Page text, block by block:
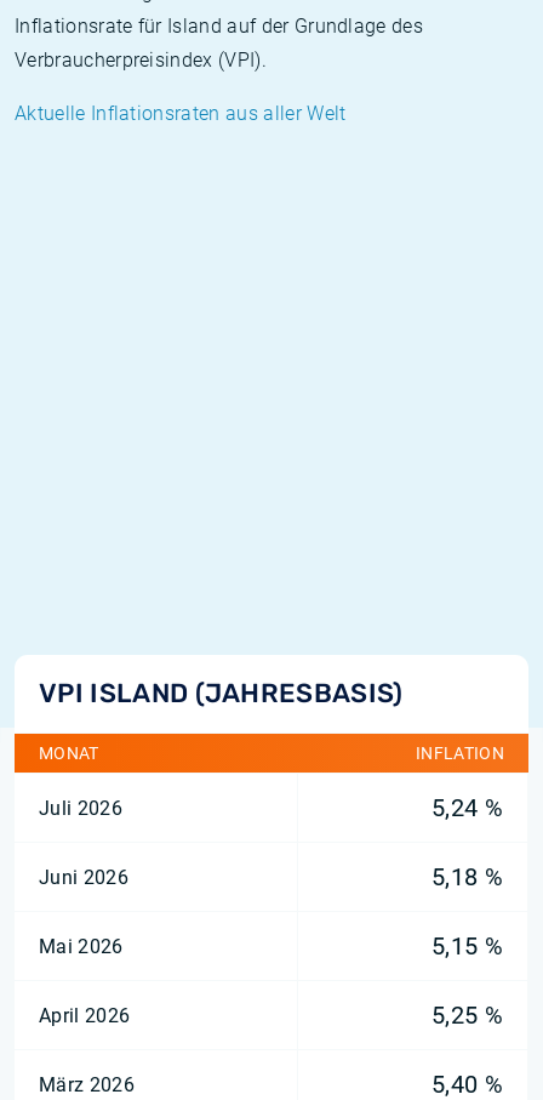
Inflationsrate für Island auf der Grundlage des
Verbraucherpreisindex (VPI).
Aktuelle Inflationsraten aus aller Welt
VPI ISLAND (JAHRESBASIS)
MONAT INFLATION
Juli 2026 5,24 %
Juni 2026 5,18 %
Mai 2026 5,15 %
April 2026 5,25 %
März 2026 5,40 %